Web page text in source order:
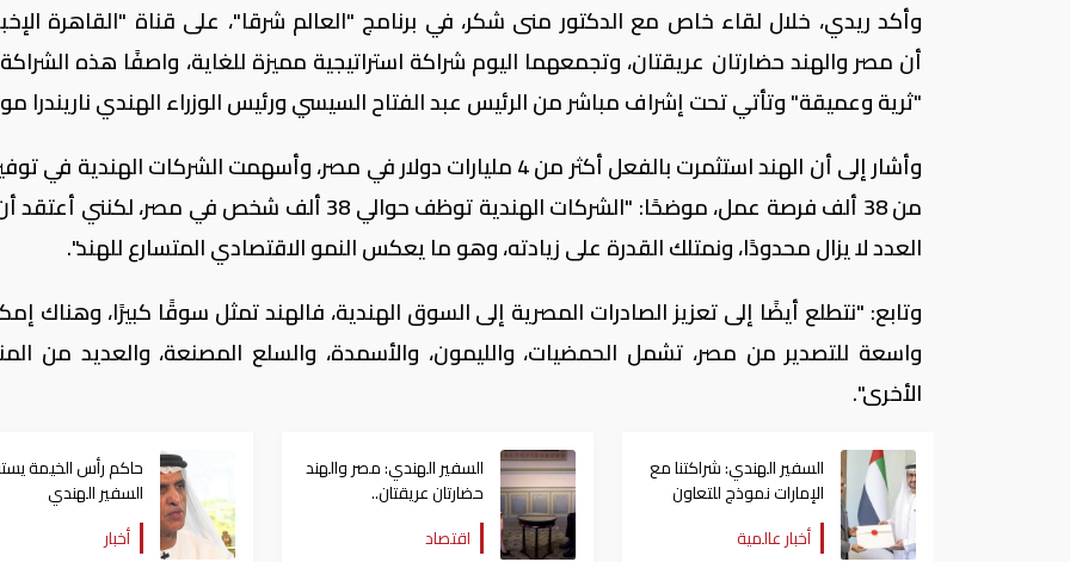
وأكد ريدي، خلال لقاء خاص مع الدكتور منى شكر، في برنامج "العالم شرقا"، على قناة "القاهرة
أن مصر والهند حضارتان عريقتان، وتجمعهما اليوم شراكة استراتيجية مميزة للغاية، واصفًا هذه الشراكة
"ثرية وعميقة" وتأتي تحت إشراف مباشر من الرئيس عبد الفتاح السيسي ورئيس الوزراء الهندي ناريندرا
وأشار إلى أن الهند استثمرت بالفعل أكثر من 4 مليارات دولار في مصر، وأسهمت الشركات الهندية في
من 38 ألف فرصة عمل، موضحًا: "الشركات الهندية توظف حوالي 38 ألف شخص في مصر،
العدد لا يزال محدودًا، ونمتلك القدرة على زيادته، وهو ما يعكس النمو الاقتصادي المتسارع للهند".
وتابع: "نتطلع أيضًا إلى تعزيز الصادرات المصرية إلى السوق الهندية، فالهند تمثل سوقًا كبيرًا، وهناك
واسعة للتصدير من مصر، تشمل الحمضيات، والليمون، والأسمدة، والسلع المصنعة، والعديد من
الأخرى".
السفير الهندي: شراكتنا مع
الإمارات نموذج للتعاون
الإستراتيجي والتنموي
البناء
أخبار عالمية
السفير الهندي: مصر والهند
حضارتان عريقتان..
مليارات دولار
اقتصاد
حاكم رأس الخيمة
السفير الهندي
أخبار